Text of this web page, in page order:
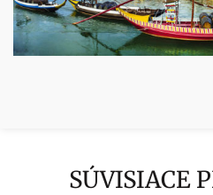
SÚVISIACE